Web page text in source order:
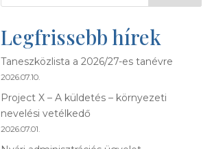
Legfrissebb hírek
Taneszközlista a 2026/27-es tanévre
2026.07.10.
Project X – A küldetés – környezeti
nevelési vetélkedő
2026.07.01.